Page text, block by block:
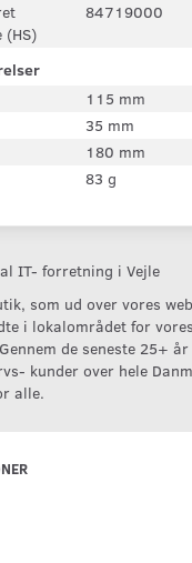
(HS)
84719000
115 mm
35 mm
180 mm
83 g
IT- forretning i Vejle
som ud over vores
i lokalområdet for
de seneste 25+
kunder over hele
alle.